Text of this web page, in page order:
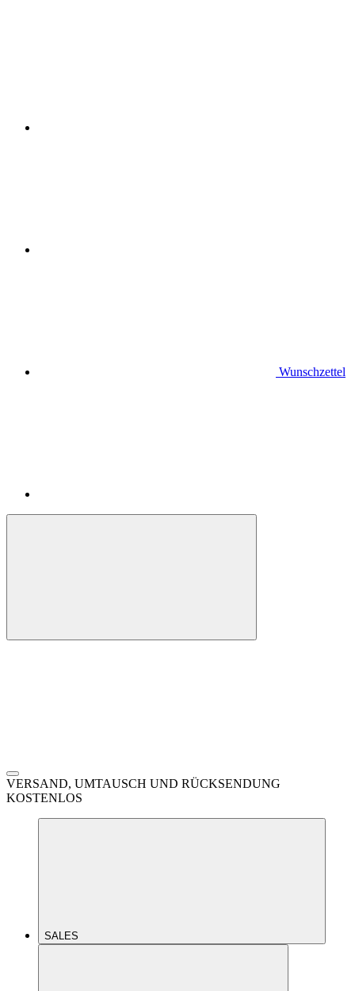
Wunschzettel
VERSAND, UMTAUSCH UND RÜCKSENDUNG
KOSTENLOS
SALES